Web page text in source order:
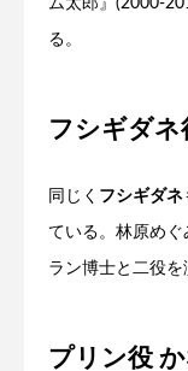
ム太郎』(2000-
る。
フシギダネ
同じく フシギダネ
ている。林原め
ラン博士と二役を
プリン役